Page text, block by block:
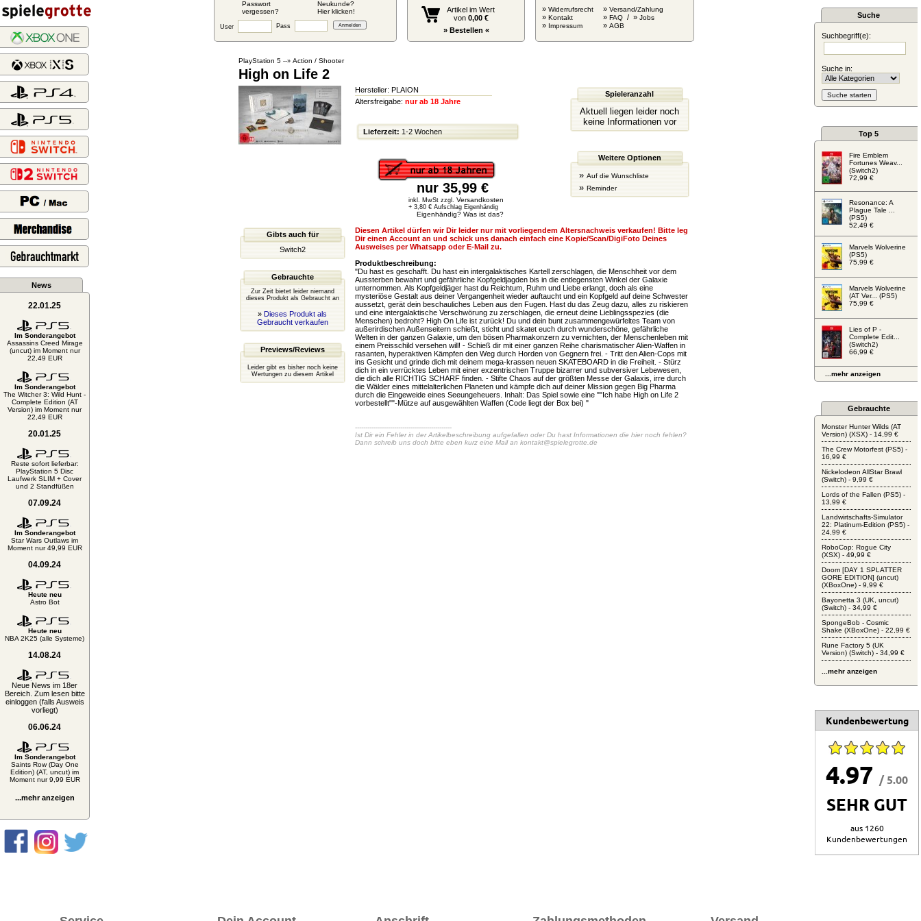
Passwort
vergessen?
Neukunde?
Hier klicken!
User Pass
Artikel im Wert
von 0,00 €
» Bestellen «
» Widerrufsrecht
» Kontakt
» Impressum
» Versand/Zahlung
» FAQ / » Jobs
» AGB
News
22.01.25
Im Sonderangebot
Assassins Creed Mirage
(uncut) im Moment nur
22,49 EUR
Im Sonderangebot
The Witcher 3: Wild Hunt -
Complete Edition (AT
Version) im Moment nur
22,49 EUR
20.01.25
Reste sofort lieferbar:
PlayStation 5 Disc
Laufwerk SLIM + Cover
und 2 Standfüßen
07.09.24
Im Sonderangebot
Star Wars Outlaws im
Moment nur 49,99 EUR
04.09.24
Heute neu
Astro Bot
Heute neu
NBA 2K25 (alle Systeme)
14.08.24
Neue News im 18er
Bereich. Zum lesen bitte
einloggen (falls Ausweis
vorliegt)
06.06.24
Im Sonderangebot
Saints Row (Day One
Edition) (AT, uncut) im
Moment nur 9,99 EUR
...mehr anzeigen
PlayStation 5--» Action / Shooter
High on Life 2
Hersteller: PLAION
Altersfreigabe: nur ab 18 Jahre
Lieferzeit: 1-2 Wochen
nur 35,99 €
inkl. MwSt zzgl. Versandkosten
+ 3,80 € Aufschlag Eigenhändig
Eigenhändig? Was ist das?
Spieleranzahl
Aktuell liegen leider noch
keine Informationen vor
Weitere Optionen
» Auf die Wunschliste
» Reminder
Gibts auch für
Switch2
Gebrauchte
Zur Zeit bietet leider niemand
dieses Produkt als Gebraucht an
» Dieses Produkt als
Gebraucht verkaufen
Previews/Reviews
Leider gibt es bisher noch keine
Wertungen zu diesem Artikel
Diesen Artikel dürfen wir Dir leider nur mit vorliegendem Altersnachweis verkaufen! Bitte leg
Dir einen Account an und schick uns danach einfach eine Kopie/Scan/DigiFoto Deines
Ausweises per Whatsapp oder E-Mail zu.
Produktbeschreibung:
"Du hast es geschafft. Du hast ein intergalaktisches Kartell zerschlagen, die Menschheit vor dem
Aussterben bewahrt und gefährliche Kopfgeldjagden bis in die entlegensten Winkel der Galaxie
unternommen. Als Kopfgeldjäger hast du Reichtum, Ruhm und Liebe erlangt, doch als eine
mysteriöse Gestalt aus deiner Vergangenheit wieder auftaucht und ein Kopfgeld auf deine Schwester
aussetzt, gerät dein beschauliches Leben aus den Fugen. Hast du das Zeug dazu, alles zu riskieren
und eine intergalaktische Verschwörung zu zerschlagen, die erneut deine Lieblingsspezies (die
Menschen) bedroht? High On Life ist zurück! Du und dein bunt zusammengewürfeltes Team von
außerirdischen Außenseitern schießt, sticht und skatet euch durch wunderschöne, gefährliche
Welten in der ganzen Galaxie, um den bösen Pharmakonzern zu vernichten, der Menschenleben mit
einem Preisschild versehen will! - Schieß dir mit einer ganzen Reihe charismatischer Alien-Waffen in
rasanten, hyperaktiven Kämpfen den Weg durch Horden von Gegnern frei. - Tritt den Alien-Cops mit
ins Gesicht und grinde dich mit deinem mega-krassen neuen SKATEBOARD in die Freiheit. - Stürz
dich in ein verrücktes Leben mit einer exzentrischen Truppe bizarrer und subversiver Lebewesen,
die dich alle RICHTIG SCHARF finden. - Stifte Chaos auf der größten Messe der Galaxis, irre durch
die Wälder eines mittelalterlichen Planeten und kämpfe dich auf deiner Mission gegen Big Pharma
durch die Eingeweide eines Seeungeheuers. Inhalt: Das Spiel sowie eine ""Ich habe High on Life 2
vorbestellt""-Mütze auf ausgewählten Waffen (Code liegt der Box bei) "
-----------------------------------------------
Ist Dir ein Fehler in der Artikelbeschreibung aufgefallen oder Du hast Informationen die hier noch fehlen?
Dann schreib uns doch bitte eben kurz eine Mail an kontakt@spielegrotte.de
Suche
Suchbegriff(e):
Suche in:
Top 5
Fire Emblem
Fortunes Weav...
(Switch2)
72,99 €
Resonance: A
Plague Tale ...
(PS5)
52,49 €
Marvels Wolverine
(PS5)
75,99 €
Marvels Wolverine
(AT Ver... (PS5)
75,99 €
Lies of P -
Complete Edit...
(Switch2)
66,99 €
...mehr anzeigen
Gebrauchte
Monster Hunter Wilds (AT
Version) (XSX) - 14,99 €
The Crew Motorfest (PS5) -
16,99 €
Nickelodeon AllStar Brawl
(Switch) - 9,99 €
Lords of the Fallen (PS5) -
13,99 €
Landwirtschafts-Simulator
22: Platinum-Edition (PS5) -
24,99 €
RoboCop: Rogue City
(XSX) - 49,99 €
Doom [DAY 1 SPLATTER
GORE EDITION] (uncut)
(XBoxOne) - 9,99 €
Bayonetta 3 (UK, uncut)
(Switch) - 34,99 €
SpongeBob - Cosmic
Shake (XBoxOne) - 22,99 €
Rune Factory 5 (UK
Version) (Switch) - 34,99 €
...mehr anzeigen
Kundenbewertung
4.97 / 5.00
SEHR GUT
aus 1260
Kundenbewertungen